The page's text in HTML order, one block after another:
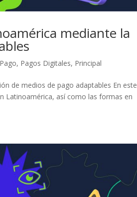
mediante la
, Pagos Digitales, Principal
de medios de pago adaptables En este
Latinoamérica, así como las formas en